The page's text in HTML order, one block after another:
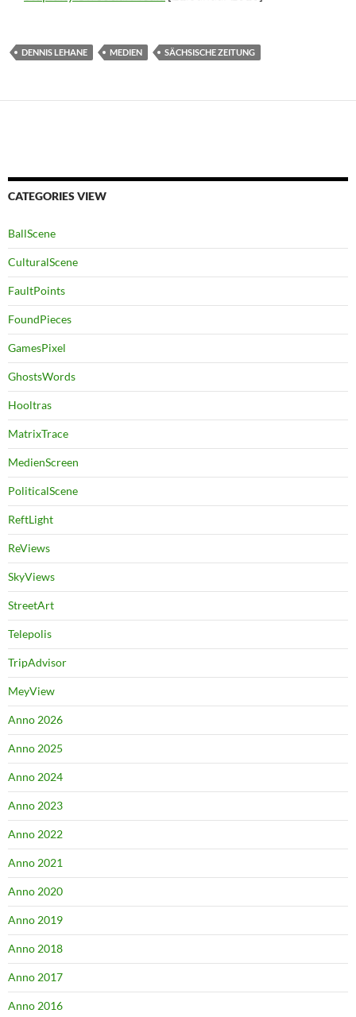
DENNIS LEHANE MEDIEN SÄCHSISCHE ZEITUNG
CATEGORIES VIEW
BallScene
CulturalScene
FaultPoints
FoundPieces
GamesPixel
GhostsWords
Hooltras
MatrixTrace
MedienScreen
PoliticalScene
ReftLight
ReViews
SkyViews
StreetArt
Telepolis
TripAdvisor
MeyView
Anno 2026
Anno 2025
Anno 2024
Anno 2023
Anno 2022
Anno 2021
Anno 2020
Anno 2019
Anno 2018
Anno 2017
Anno 2016